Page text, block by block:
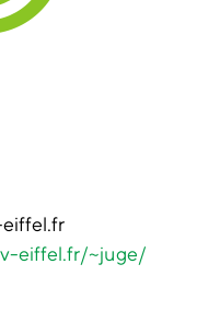
eiffel.fr
eiffel.fr/~juge/